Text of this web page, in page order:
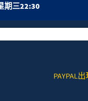
期三22:30
PAYPAL出現